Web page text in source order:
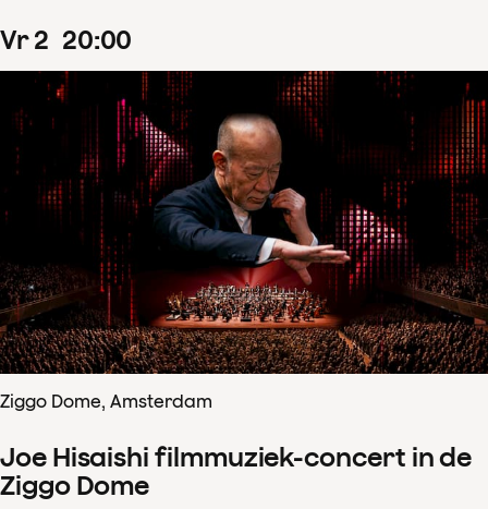
vr 2 20:00
Ziggo Dome, Amsterdam
Joe Hisaishi filmmuziek-concert in de
Ziggo Dome